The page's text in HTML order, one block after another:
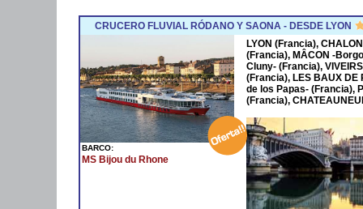
CRUCERO FLUVIAL RÓDANO Y SAONA - DESDE LYON
BARCO:
MS Bijou du Rhone
LYON (Francia),
(Francia), MÂCON -
Cluny- (Francia),
(Francia), LES BAUX DE
de los Papas- (Francia),
(Francia),